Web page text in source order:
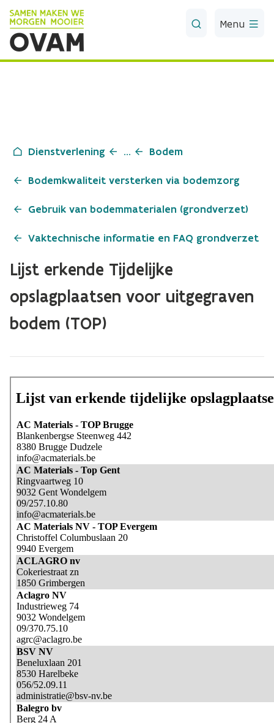
Skip to Main Content
Menu
Dienstverlening ... Bodem
Bodemkwaliteit versterken via bodemzorg
Gebruik van bodemmaterialen (grondverzet)
Vaktechnische informatie en FAQ grondverzet
Lijst erkende Tijdelijke
opslagplaatsen voor uitgegraven
bodem (TOP)